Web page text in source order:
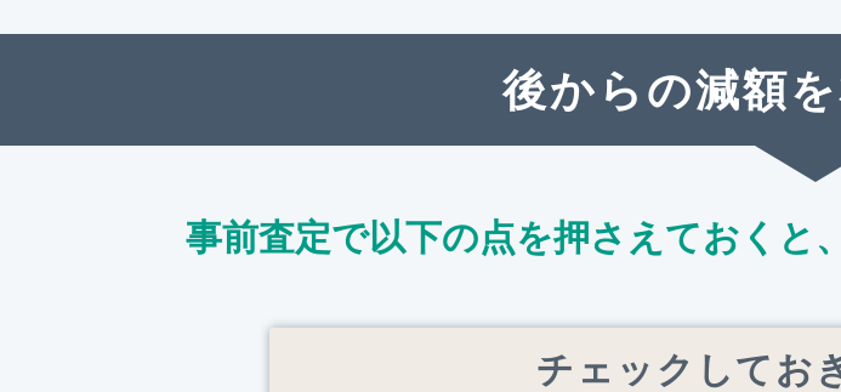
後からの減額
事前査定で以下の点を押さえておくと
チェックしてお